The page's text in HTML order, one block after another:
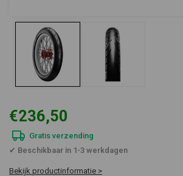
€236,50
Gratis verzending
✔ Beschikbaar in 1-3 werkdagen
Bekijk productinformatie >